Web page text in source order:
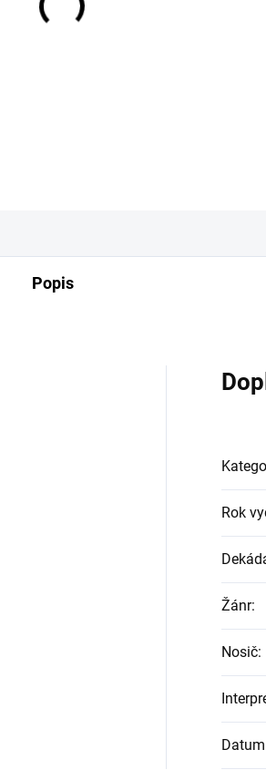
Popis
Rok
Žánr:
Nosič: